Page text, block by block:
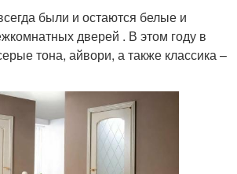
были и остаются белые и
дверей . В этом году в
тона, айвори, а также классика –